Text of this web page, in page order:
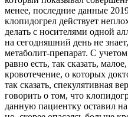
менее, последние данные
клопидогрел действует
делать с носителями одной
на сегодняшний день не
метаболит-препарат. С
равно есть, так сказать,
кровотечение, о которых
так сказать, спекулятивная
говорить о том, что
данную пациентку оставил